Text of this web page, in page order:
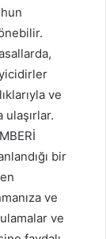
ve
ulaşırlar.
bir
ve
ve